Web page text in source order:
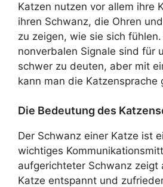
Katzen nutzen vor allem ihre
ihren Schwanz, die Ohren
zu zeigen, wie sie sich fühlen.
nonverbalen Signale sind für
schwer zu deuten, aber mit
kann man die Katzensprache
Die Bedeutung des
Der Schwanz einer Katze ist
wichtiges
aufgerichteter Schwanz zeigt
Katze entspannt und